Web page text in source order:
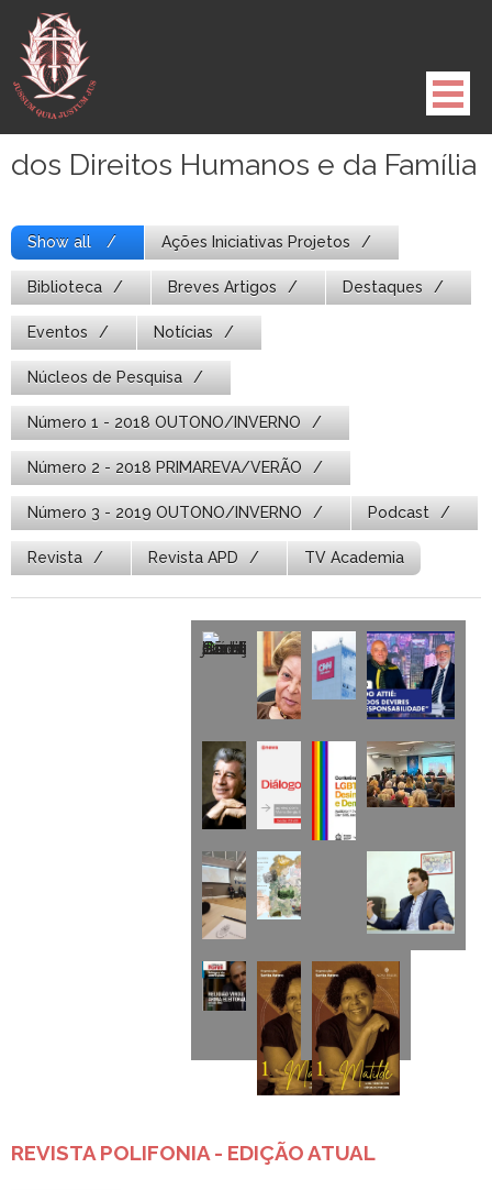
para
conteúdo
dos Direitos Humanos e da Família
Show all Ações Iniciativas Projetos
Biblioteca Breves Artigos Destaques
Eventos Notícias
Núcleos de Pesquisa
Número 1 - 2018 OUTONO/INVERNO
Número 2 - 2018 PRIMAREVA/VERÃO
Número 3 - 2019 OUTONO/INVERNO Podcast
Revista Revista APD TV Academia
REVISTA POLIFONIA - EDIÇÃO ATUAL